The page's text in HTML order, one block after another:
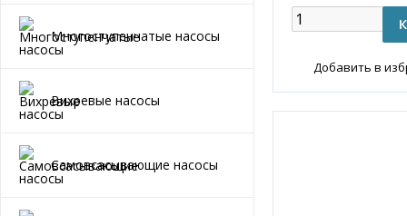
Многоступенчатые насосы
Вихревые насосы
Самовсасывающие насосы
Добавить в